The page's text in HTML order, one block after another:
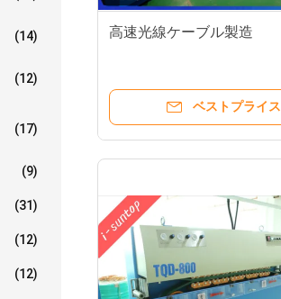
(14)
(12)
(17)
(9)
(31)
(12)
(12)
高速光線ケーブル製造
ベストプライス